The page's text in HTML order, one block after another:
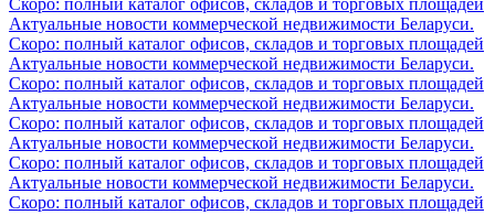
Актуальные новости коммерческой недвижимости Беларуси.
Скоро: полный каталог офисов, складов и торговых площадей
Актуальные новости коммерческой недвижимости Беларуси.
Скоро: полный каталог офисов, складов и торговых площадей
Актуальные новости коммерческой недвижимости Беларуси.
Скоро: полный каталог офисов, складов и торговых площадей
Актуальные новости коммерческой недвижимости Беларуси.
Скоро: полный каталог офисов, складов и торговых площадей
Актуальные новости коммерческой недвижимости Беларуси.
Скоро: полный каталог офисов, складов и торговых площадей